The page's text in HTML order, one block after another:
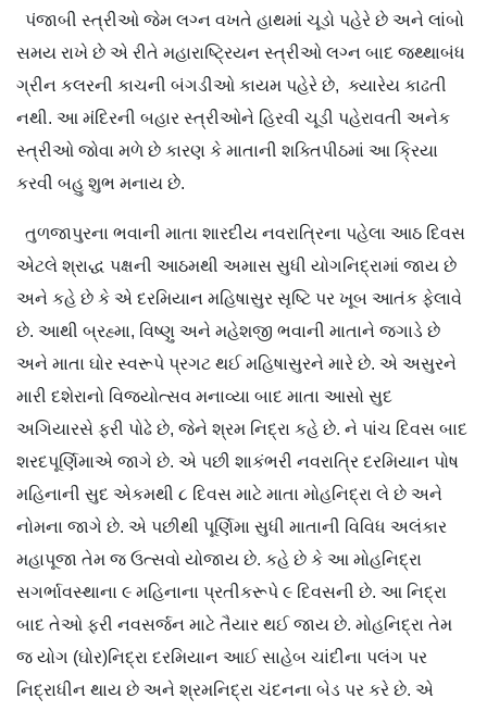
પંજાબી સ્ત્રીઓ જેમ લગ્ન વખતે હાથમાં ચૂડો પહેરે છે અને લાંબો
સમય રાખે છે એ રીતે મહારાષ્ટ્રિયન સ્ત્રીઓ લગ્ન બાદ જથ્થાબંધ
ગ્રીન કલરની કાચની બંગડીઓ કાયમ પહેરે છે, ક્યારેય કાઢતી
નથી. આ મંદિરની બહાર સ્ત્રીઓને હિરવી ચૂડી પહેરાવતી અનેક
સ્ત્રીઓ જોવા મળે છે કારણ કે માતાની શક્તિપીઠમાં આ ક્રિયા
કરવી બહુ શુભ મનાય છે.
તુળજાપુરના ભવાની માતા શારદીય નવરાત્રિના પહેલા આઠ દિવસ
એટલે શ્રાદ્ધ પક્ષની આઠમથી અમાસ સુધી યોગનિદ્રામાં જાય છે
અને કહે છે કે એ દરમિયાન મહિષાસુર સૃષ્ટિ પર ખૂબ આતંક ફેલાવે
છે. આથી બ્રહ્મા, વિષ્ણુ અને મહેશજી ભવાની માતાને જગાડે છે
અને માતા ઘોર સ્વરૂપે પ્રગટ થઈ મહિષાસુરને મારે છે. એ અસુરને
મારી દશેરાનો વિજયોત્સવ મનાવ્યા બાદ માતા આસો સુદ
અગિયારસે ફરી પોઢે છે, જેને શ્રમ નિદ્રા કહે છે. ને પાંચ દિવસ બાદ
શરદપૂર્ણિમાએ જાગે છે. એ પછી શાકંભરી નવરાત્રિ દરમિયાન પોષ
મહિનાની સુદ એકમથી ૮ દિવસ માટે માતા મોહનિદ્રા લે છે અને
નોમના જાગે છે. એ પછીથી પૂર્ણિમા સુધી માતાની વિવિધ અલંકાર
મહાપૂજા તેમ જ ઉત્સવો યોજાય છે. કહે છે કે આ મોહનિદ્રા
સગર્ભાવસ્થાના ૯ મહિનાના પ્રતીકરૂપે ૯ દિવસની છે. આ નિદ્રા
બાદ તેઓ ફરી નવસર્જન માટે તૈયાર થઈ જાય છે. મોહનિદ્રા તેમ
જ યોગ (ઘોર)નિદ્રા દરમિયાન આઈ સાહેબ ચાંદીના પલંગ પર
નિદ્રાધીન થાય છે અને શ્રમનિદ્રા ચંદનના બેડ પર કરે છે. એ